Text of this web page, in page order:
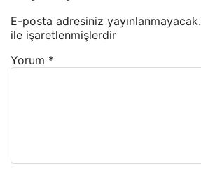
E-posta adresiniz yayınlanmayacak.
ile işaretlenmişlerdir
Yorum *